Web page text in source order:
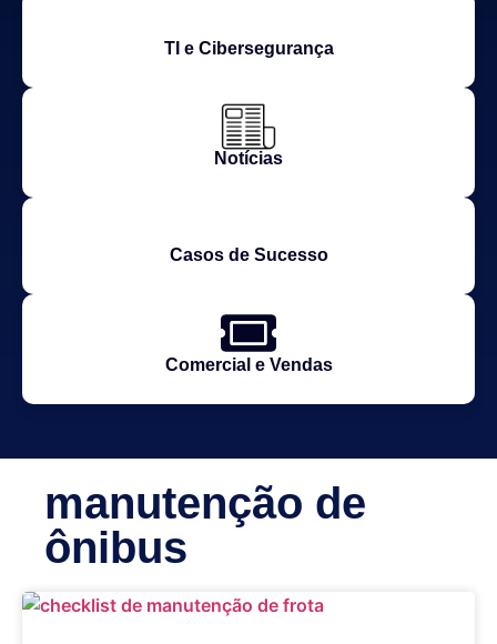
TI e Cibersegurança
Notícias
Casos de Sucesso
Comercial e Vendas
manutenção de
ônibus